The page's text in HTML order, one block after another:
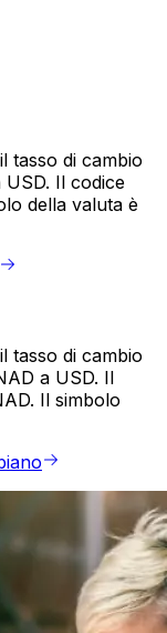
tasso di cambio
USD. Il codice
della valuta è
tasso di cambio
a USD. Il
Il simbolo